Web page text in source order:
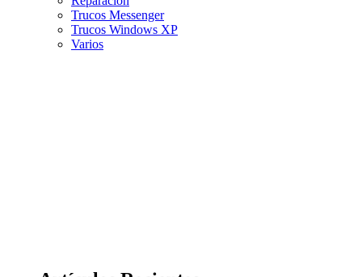
Trucos Messenger
Trucos Windows XP
Varios